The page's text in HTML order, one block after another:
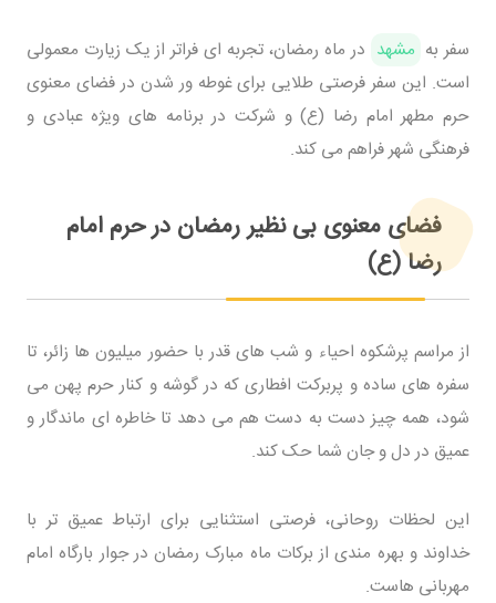
سفر به مشهد در ماه رمضان، تجربه ای فراتر از یک زیارت معمولی
است. این سفر فرصتی طلایی برای غوطه ور شدن در فضای معنوی
حرم مطهر امام رضا (ع) و شرکت در برنامه های ویژه عبادی و
فرهنگی شهر فراهم می کند.
فضای معنوی بی نظیر رمضان در حرم امام
رضا (ع)
از مراسم پرشکوه احیاء و شب های قدر با حضور میلیون ها زائر، تا
سفره های ساده و پربرکت افطاری که در گوشه و کنار حرم پهن می
شود، همه چیز دست به دست هم می دهد تا خاطره ای ماندگار و
عمیق در دل و جان شما حک کند.
این لحظات روحانی، فرصتی استثنایی برای ارتباط عمیق تر با
خداوند و بهره مندی از برکات ماه مبارک رمضان در جوار بارگاه امام
مهربانی هاست.